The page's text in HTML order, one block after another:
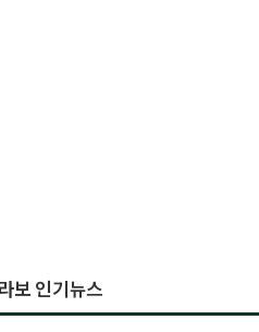
보 인기뉴스